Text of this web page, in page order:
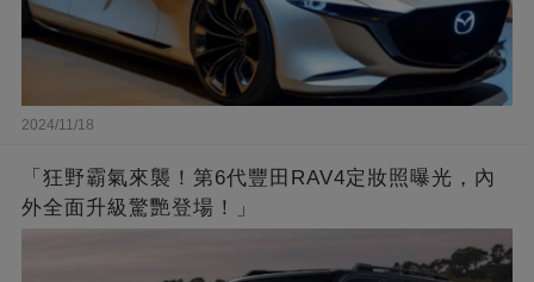
2024/11/18
「狂野霸氣來襲！第6代豐田RAV4定妝照曝光，內
外全面升級驚艷登場！」